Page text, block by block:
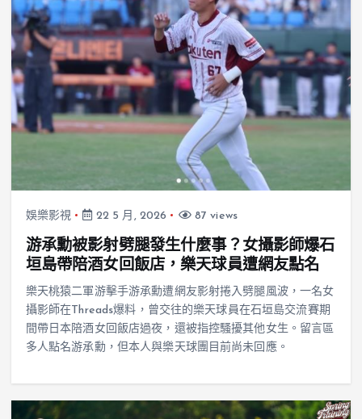
娛樂影視 22 5 月, 2026 87 views
游承勳被影射劈腿發生什麼事？女攝影師爆石
垣島帶陪酒女回飯店，樂天球員遭網友點名
樂天桃猿二軍游擊手游承勳遭網友影射捲入劈腿風波，一名女
攝影師在Threads爆料，曾交往的樂天球員在石垣島交流賽期
間帶日本陪酒女回飯店過夜，還被指控騷擾其他女生。留言區
多人點名游承勳，但本人與樂天球團目前尚未回應。